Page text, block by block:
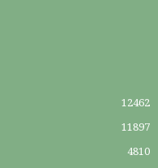
12462
11897
4810